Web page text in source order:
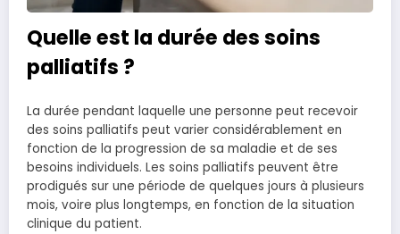
Quelle est la durée des soins
palliatifs ?
La durée pendant laquelle une personne peut recevoir
des soins palliatifs peut varier considérablement en
fonction de la progression de sa maladie et de ses
besoins individuels. Les soins palliatifs peuvent être
prodigués sur une période de quelques jours à plusieurs
mois, voire plus longtemps, en fonction de la situation
clinique du patient.